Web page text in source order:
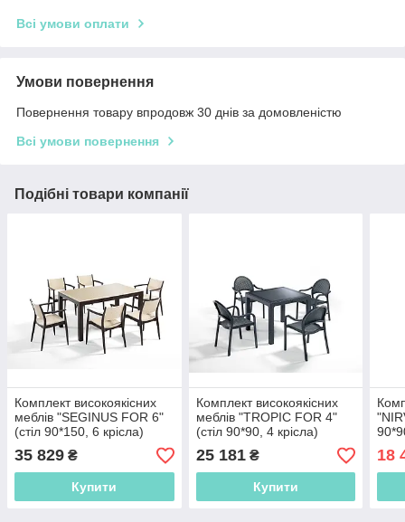
Всі умови оплати
Умови повернення
Повернення товару впродовж 30 днів за домовленістю
Всі умови повернення
Подібні товари компанії
Комплект високоякісних
меблів "SEGINUS FOR 6"
(стіл 90*150, 6 крісла)
Novussi, Туреччина
35 829 ₴
Купити
Комплект високоякісних
меблів "TROPIC FOR 4"
(стіл 90*90, 4 крісла)
Novussi, Туреччина
25 181₴
Купити
18